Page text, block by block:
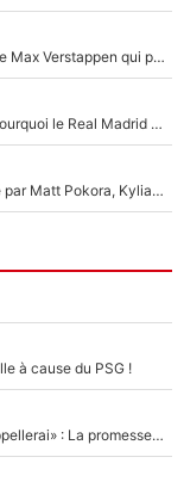
F1 - Une légende de McLaren refuse le transfert de Max Verstappen qui pourrait «faire des vagues» et plomber l'ambiance dans l'équipe
Yan Diomandé était trop cher pour le PSG : Voilà pourquoi le Real Madrid a accepté de payer la somme record de 140M€ pour boucler son transfert !
De l'équipe de France à The Voice Kids : Contacté par Matt Pokora, Kylian Mbappé a accepté de jouer un rôle inédit sur TF1 !
à cause du PSG !
Mercato - OM - «Dès que je prends un club, je t’appellerai» : La promesse de Marcelino au moment de claquer la porte